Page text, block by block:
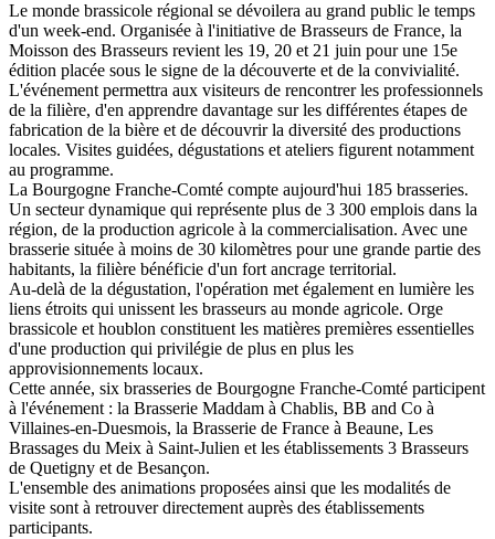
Le monde brassicole régional se dévoilera au grand public le temps
d'un week-end. Organisée à l'initiative de Brasseurs de France, la
Moisson des Brasseurs revient les 19, 20 et 21 juin pour une 15e
édition placée sous le signe de la découverte et de la convivialité.
L'événement permettra aux visiteurs de rencontrer les professionnels
de la filière, d'en apprendre davantage sur les différentes étapes de
fabrication de la bière et de découvrir la diversité des productions
locales. Visites guidées, dégustations et ateliers figurent notamment
au programme.
La Bourgogne Franche-Comté compte aujourd'hui 185 brasseries.
Un secteur dynamique qui représente plus de 3 300 emplois dans la
région, de la production agricole à la commercialisation. Avec une
brasserie située à moins de 30 kilomètres pour une grande partie des
habitants, la filière bénéficie d'un fort ancrage territorial.
Au-delà de la dégustation, l'opération met également en lumière les
liens étroits qui unissent les brasseurs au monde agricole. Orge
brassicole et houblon constituent les matières premières essentielles
d'une production qui privilégie de plus en plus les
approvisionnements locaux.
Cette année, six brasseries de Bourgogne Franche-Comté participent
à l'événement : la Brasserie Maddam à Chablis, BB and Co à
Villaines-en-Duesmois, la Brasserie de France à Beaune, Les
Brassages du Meix à Saint-Julien et les établissements 3 Brasseurs
de Quetigny et de Besançon.
L'ensemble des animations proposées ainsi que les modalités de
visite sont à retrouver directement auprès des établissements
participants.